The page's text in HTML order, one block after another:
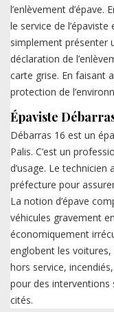
l’enlèvement
le service de
simplement présenter
déclaration de
carte grise. En faisant
protection de
Épaviste
Débarras 16 est un
Palis. C’est un
d’usage. Le
préfecture pour
La notion d’épave
véhicules gravement
économiquement
englobent les
hors service,
pour des interventions
cités.